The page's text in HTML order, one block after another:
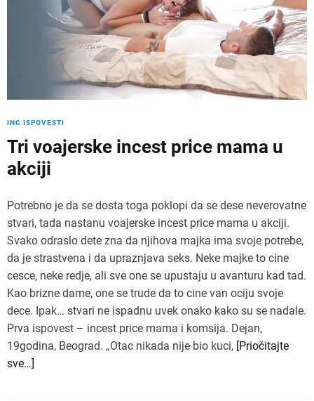
INC ISPOVESTI
Tri voajerske incest price mama u
akciji
Potrebno je da se dosta toga poklopi da se dese neverovatne
stvari, tada nastanu voajerske incest price mama u akciji.
Svako odraslo dete zna da njihova majka ima svoje potrebe,
da je strastvena i da upraznjava seks. Neke majke to cine
cesce, neke redje, ali sve one se upustaju u avanturu kad tad.
Kao brizne dame, one se trude da to cine van ociju svoje
dece. Ipak… stvari ne ispadnu uvek onako kako su se nadale.
Prva ispovest – incest price mama i komsija. Dejan,
19godina, Beograd. „Otac nikada nije bio kuci, [Priočitajte
sve…]